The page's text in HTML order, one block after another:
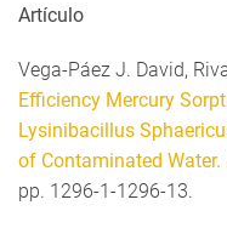
Artículo
Vega-Páez J. David,
Efficiency Mercury
Lysinibacillus
of Contaminated Water.
pp. 1296-1-1296-13.